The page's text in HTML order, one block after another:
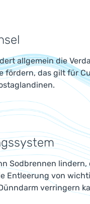
allgemein die
fördern, das gilt für
Sodbrennen
Entleerung von
verringern